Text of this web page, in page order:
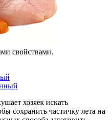
свойствами.
хозяек искать
сохранить частичку лета на